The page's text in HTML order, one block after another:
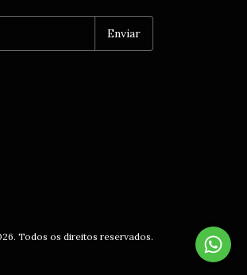
Todos os direitos reservados.